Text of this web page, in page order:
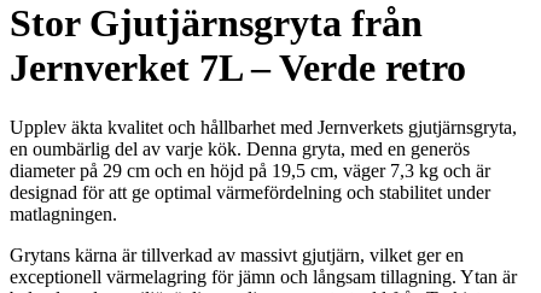
Stor Gjutjärnsgryta från
Jernverket 7L – Verde retro
Upplev äkta kvalitet och hållbarhet med Jernverkets gjutjärnsgryta,
en oumbärlig del av varje kök. Denna gryta, med en generös
diameter på 29 cm och en höjd på 19,5 cm, väger 7,3 kg och är
designad för att ge optimal värmefördelning och stabilitet under
matlagningen.
Grytans kärna är tillverkad av massivt gjutjärn, vilket ger en
exceptionell värmelagring för jämn och långsam tillagning. Ytan är